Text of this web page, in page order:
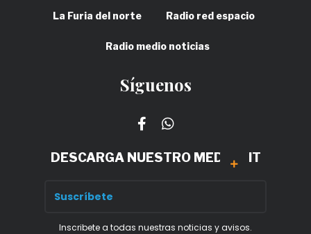
La Furia del norte Radio red espacio
Radio medio noticias
Síguenos
DESCARGA NUESTRO MEDIA KIT
Inscribete a todas nuestras noticias y avisos.